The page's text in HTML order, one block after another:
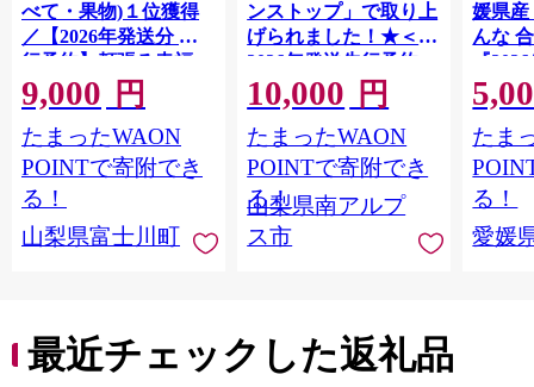
べて・果物)１位獲得
／【2026年発送分 先
行予約】頬張る幸福
感 〜緑の宝石・ シ
ャインマスカット 〜
１ｋｇ以上（２〜３
房） フルーツ 山梨県
産 果物 くだもの シャ
イン マスカット ぶど
う ブドウ 葡萄 大粒 種
9,000 円
たまったWAON
POINTで寄附でき
る！
山梨県富士川町
ンストップ」で取り上
げられました！★＜
2026年発送先行予約＞
南アルプス市産シャイ
ンマスカット1.2kg以
上（2～3房） クール
便発送 ALPAG007
10,000 円
たまったWAON
POINTで寄附でき
る！
山梨県南アルプ
ス市
媛県産
んな
『
出荷
ご自宅
マド
あり
ツ 高
産地直
レンジ
たま
る！
愛媛
最近チェックした返礼品